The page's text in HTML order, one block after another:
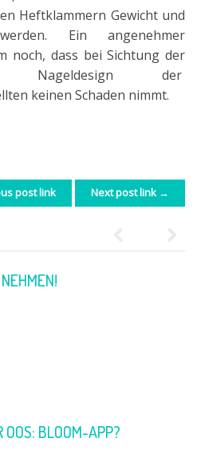
Heftklammern Gewicht und
Ein angenehmer
noch, dass bei Sichtung der
Nageldesign der
keinen Schaden nimmt.
post link Next post link →
BLOOM-APP?